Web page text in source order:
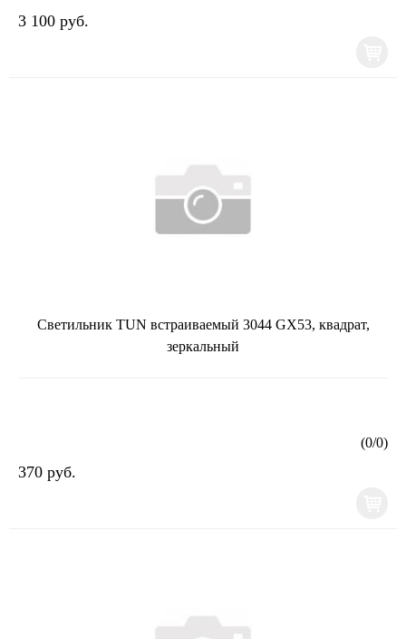
3 100 руб.
Светильник TUN встраиваемый 3044 GX53, квадрат,
зеркальный
(0/0)
370 руб.